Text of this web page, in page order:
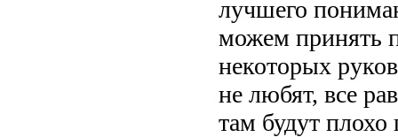
лучшего
можем принять
некоторых
не любят, все
там будут плохо